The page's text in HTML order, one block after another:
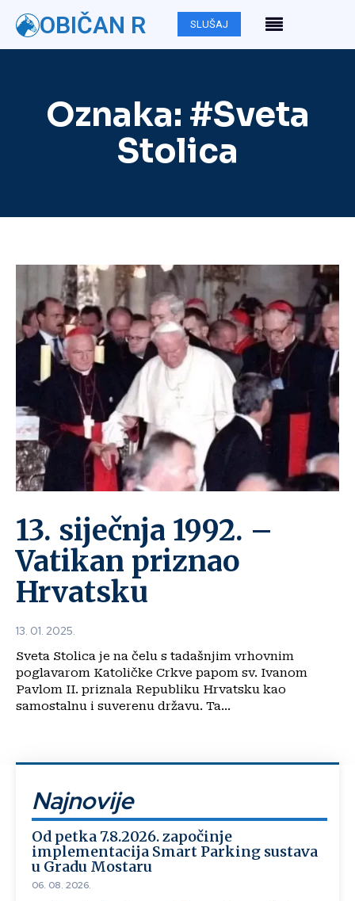
OBIČAN R SLUŠAJ
Oznaka: #Sveta
Stolica
13. siječnja 1992. –
Vatikan priznao
Hrvatsku
13. 01. 2025.
Sveta Stolica je na čelu s tadašnjim vrhovnim
poglavarom Katoličke Crkve papom sv. Ivanom
Pavlom II. priznala Republiku Hrvatsku kao
samostalnu i suverenu državu. Ta...
Najnovije
Od petka 7.8.2026. započinje
implementacija Smart Parking sustava
u Gradu Mostaru
06. 08. 2026.